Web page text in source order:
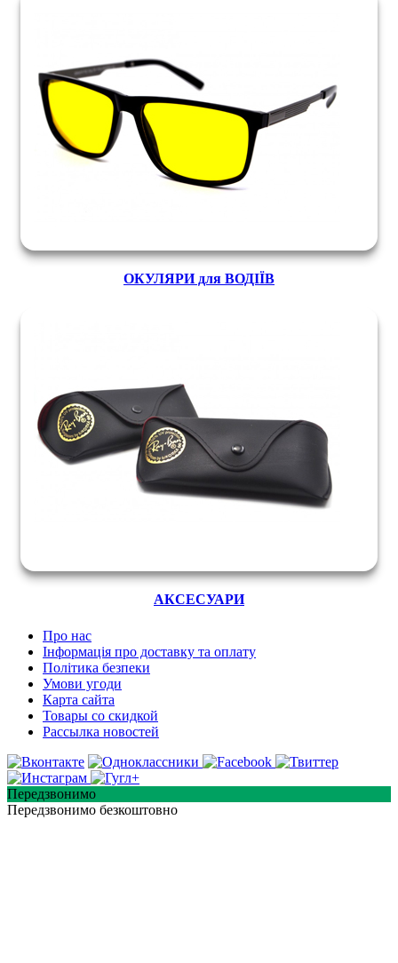
ОКУЛЯРИ для ВОДІЇВ
АКСЕСУАРИ
Про нас
Інформація про доставку та оплату
Політика безпеки
Умови угоди
Карта сайта
Товары со скидкой
Рассылка новостей
Передзвонимо
Передзвонимо безкоштовно